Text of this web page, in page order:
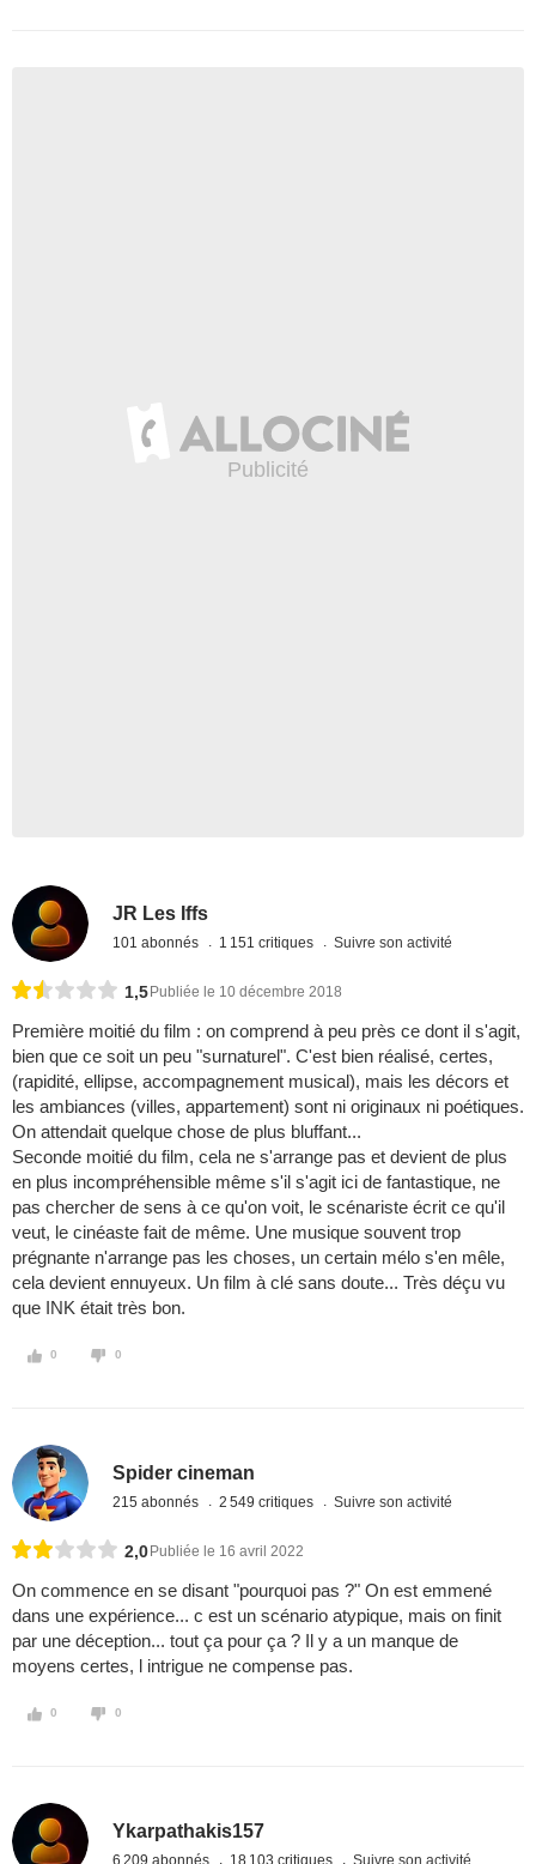
JR Les Iffs
101 abonnés 1 151 critiques Suivre son activité
1,5 Publiée le 10 décembre 2018
Première moitié du film : on comprend à peu près ce dont il s'agit,
bien que ce soit un peu "surnaturel". C'est bien réalisé, certes,
(rapidité, ellipse, accompagnement musical), mais les décors et
les ambiances (villes, appartement) sont ni originaux ni poétiques.
On attendait quelque chose de plus bluffant...
Seconde moitié du film, cela ne s'arrange pas et devient de plus
en plus incompréhensible même s'il s'agit ici de fantastique, ne
pas chercher de sens à ce qu'on voit, le scénariste écrit ce qu'il
veut, le cinéaste fait de même. Une musique souvent trop
prégnante n'arrange pas les choses, un certain mélo s'en mêle,
cela devient ennuyeux. Un film à clé sans doute... Très déçu vu
que INK était très bon.
0 0
Spider cineman
215 abonnés 2 549 critiques Suivre son activité
2,0 Publiée le 16 avril 2022
On commence en se disant "pourquoi pas ?" On est emmené
dans une expérience... c est un scénario atypique, mais on finit
par une déception... tout ça pour ça ? Il y a un manque de
moyens certes, l intrigue ne compense pas.
0 0
Ykarpathakis157
6 209 abonnés 18 103 critiques Suivre son activité